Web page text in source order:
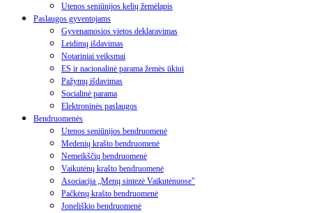
Utenos seniūnijos kelių žemėlapis
Paslaugos gyventojams
Gyvenamosios vietos deklaravimas
Leidimų išdavimas
Notariniai veiksmai
ES ir nacionalinė parama žemės ūkiui
Pažymų išdavimas
Socialinė parama
Elektroninės paslaugos
Bendruomenės
Utenos seniūnijos bendruomenė
Medenių krašto bendruomenė
Nemeikščių bendruomenė
Vaikutėnų krašto bendruomenė
Asociacija „Menų sintezė Vaikutėnuose"
Pačkėnų krašto bendruomenė
Joneliškio bendruomenė